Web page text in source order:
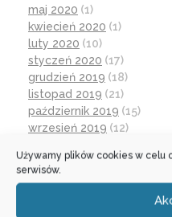
Używamy plików cookies w celu
serwisów.
maj 2020 (1)
kwiecień 2020 (1)
luty 2020 (10)
styczeń 2020 (17)
grudzień 2019 (18)
listopad 2019 (21)
październik 2019 (15)
wrzesień 2019 (12)
maj 2019(1)